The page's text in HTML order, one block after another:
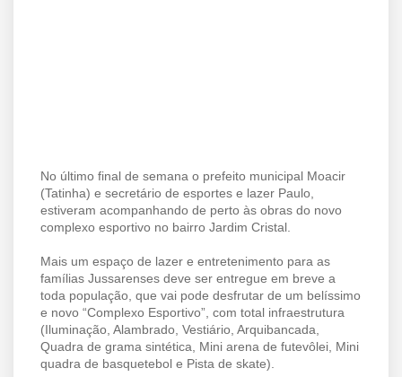
No último final de semana o prefeito municipal Moacir
(Tatinha) e secretário de esportes e lazer Paulo,
estiveram acompanhando de perto às obras do novo
complexo esportivo no bairro Jardim Cristal.
Mais um espaço de lazer e entretenimento para as
famílias Jussarenses deve ser entregue em breve a
toda população, que vai pode desfrutar de um belíssimo
e novo “Complexo Esportivo”, com total infraestrutura
(Iluminação, Alambrado, Vestiário, Arquibancada,
Quadra de grama sintética, Mini arena de futevôlei, Mini
quadra de basquetebol e Pista de skate).